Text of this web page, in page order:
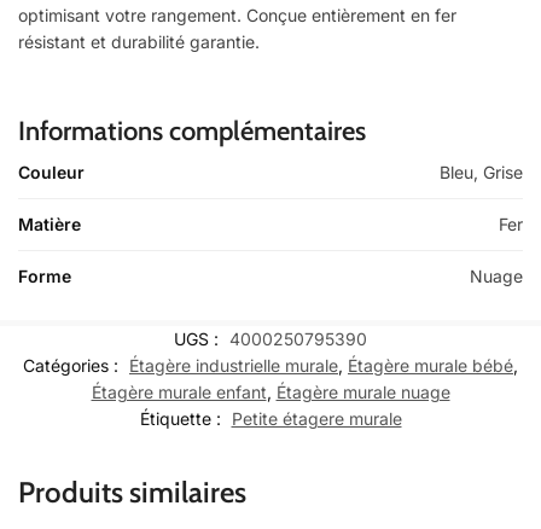
optimisant votre rangement. Conçue entièrement en fer
résistant et durabilité garantie.
Informations complémentaires
Couleur Bleu, Grise
Matière Fer
Forme Nuage
UGS : 4000250795390
Catégories :
Étagère industrielle murale, Étagère murale bébé,
Étagère murale enfant, Étagère murale nuage
Étiquette :
Petite étagere murale
Produits similaires